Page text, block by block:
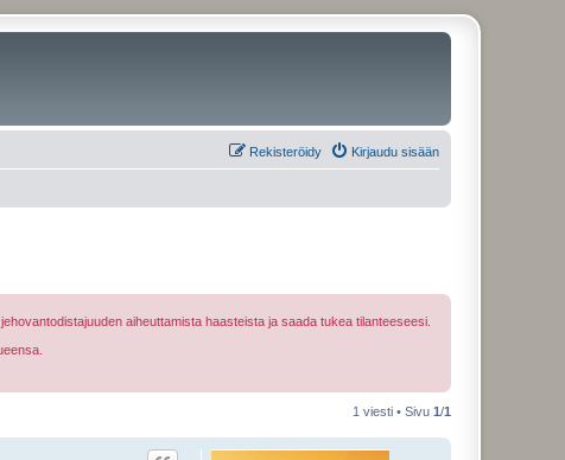
Kirjaudu sisään
Rekisteröidy
aiheuttamista haasteista ja saada tukea tilanteeseesi.
1 viesti • Sivu 1/1